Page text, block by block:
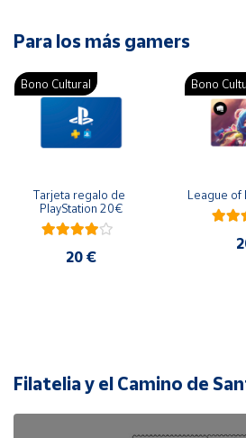
Para los más gamers
Bono Cultural
Tarjeta regalo de
PlayStation 20€
20 €
Bono
League of
Filatelia y el Camino de